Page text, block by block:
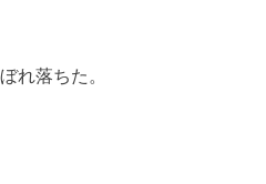
れ落ちた。